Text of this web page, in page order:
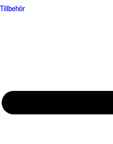
Tillbehör